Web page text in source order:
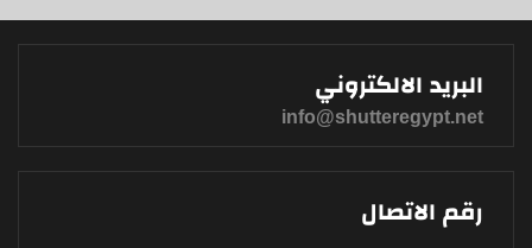
البريد الالكتروني
info@shutteregypt.net
رقم الاتصال